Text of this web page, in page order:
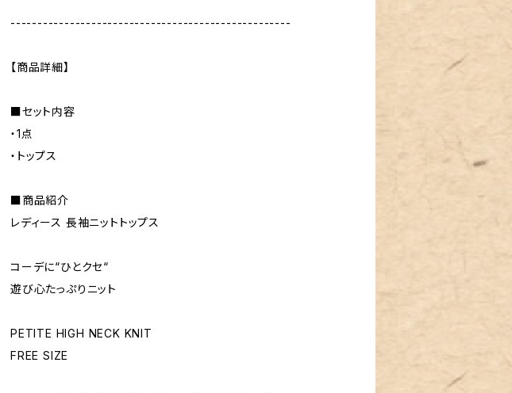
----------------------------------------------------
【商品詳細】
■セット内容
・1点
・トップス
■商品紹介
レディース 長袖ニットトップス
コーデに“ひとクセ“
遊び心たっぷりニット
PETITE HIGH NECK KNIT
FREE SIZE